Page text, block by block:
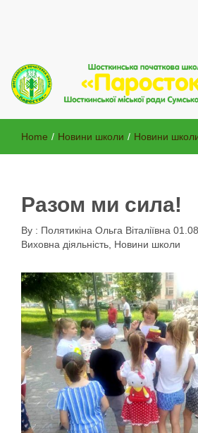
Шосткинська
"Паросток"
Home / Новини школи / Новини
Разом ми сила!
By : Полятикіна Ольга Віталіївна
Виховна діяльність, Новини школи